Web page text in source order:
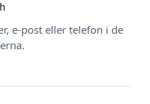
e-post eller telefon i de